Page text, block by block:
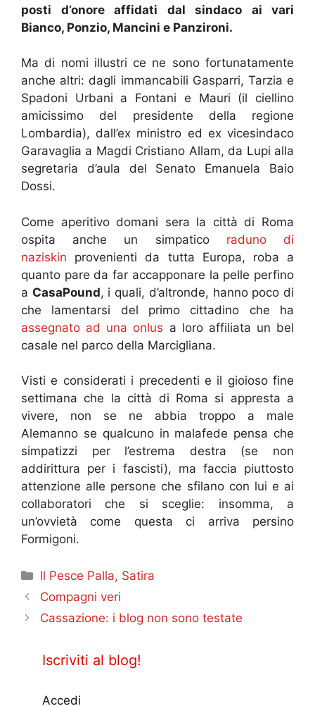
posti d’onore affidati dal sindaco ai vari
Bianco, Ponzio, Mancini e Panzironi.
Ma di nomi illustri ce ne sono fortunatamente
anche altri: dagli immancabili Gasparri, Tarzia e
Spadoni Urbani a Fontani e Mauri (il ciellino
amicissimo del presidente della regione
Lombardia), dall’ex ministro ed ex vicesindaco
Garavaglia a Magdi Cristiano Allam, da Lupi alla
segretaria d’aula del Senato Emanuela Baio
Dossi.
Come aperitivo domani sera la città di Roma
ospita anche un simpatico raduno di
naziskin provenienti da tutta Europa, roba a
quanto pare da far accapponare la pelle perfino
a CasaPound, i quali, d’altronde, hanno poco di
che lamentarsi del primo cittadino che ha
assegnato ad una onlus a loro affiliata un bel
casale nel parco della Marcigliana.
Visti e considerati i precedenti e il gioioso fine
settimana che la città di Roma si appresta a
vivere, non se ne abbia troppo a male
Alemanno se qualcuno in malafede pensa che
simpatizzi per l’estrema destra (se non
addirittura per i fascisti), ma faccia piuttosto
attenzione alle persone che sfilano con lui e ai
collaboratori che si sceglie: insomma, a
un’ovvietà come questa ci arriva persino
Formigoni.
Categorie
Il Pesce Palla, Satira
Compagni veri
Cassazione: i blog non sono testate
Iscriviti al blog!
Accedi